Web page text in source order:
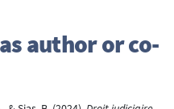
author or co-